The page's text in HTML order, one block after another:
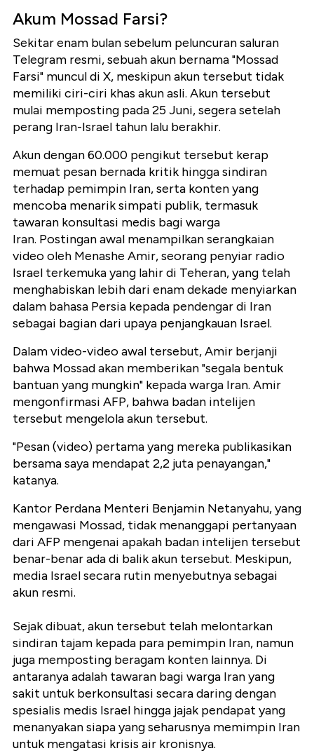
Akum Mossad Farsi?
Sekitar enam bulan sebelum peluncuran saluran
Telegram resmi, sebuah akun bernama "Mossad
Farsi" muncul di X, meskipun akun tersebut tidak
memiliki ciri-ciri khas akun asli. Akun tersebut
mulai memposting pada 25 Juni, segera setelah
perang Iran-Israel tahun lalu berakhir.
Akun dengan 60.000 pengikut tersebut kerap
memuat pesan bernada kritik hingga sindiran
terhadap pemimpin Iran, serta konten yang
mencoba menarik simpati publik, termasuk
tawaran konsultasi medis bagi warga
Iran. Postingan awal menampilkan serangkaian
video oleh Menashe Amir, seorang penyiar radio
Israel terkemuka yang lahir di Teheran, yang telah
menghabiskan lebih dari enam dekade menyiarkan
dalam bahasa Persia kepada pendengar di Iran
sebagai bagian dari upaya penjangkauan Israel.
Dalam video-video awal tersebut, Amir berjanji
bahwa Mossad akan memberikan "segala bentuk
bantuan yang mungkin" kepada warga Iran. Amir
mengonfirmasi AFP, bahwa badan intelijen
tersebut mengelola akun tersebut.
"Pesan (video) pertama yang mereka publikasikan
bersama saya mendapat 2,2 juta penayangan,"
katanya.
Kantor Perdana Menteri Benjamin Netanyahu, yang
mengawasi Mossad, tidak menanggapi pertanyaan
dari AFP mengenai apakah badan intelijen tersebut
benar-benar ada di balik akun tersebut. Meskipun,
media Israel secara rutin menyebutnya sebagai
akun resmi.
Sejak dibuat, akun tersebut telah melontarkan
sindiran tajam kepada para pemimpin Iran, namun
juga memposting beragam konten lainnya. Di
antaranya adalah tawaran bagi warga Iran yang
sakit untuk berkonsultasi secara daring dengan
spesialis medis Israel hingga jajak pendapat yang
menanyakan siapa yang seharusnya memimpin Iran
untuk mengatasi krisis air kronisnya.